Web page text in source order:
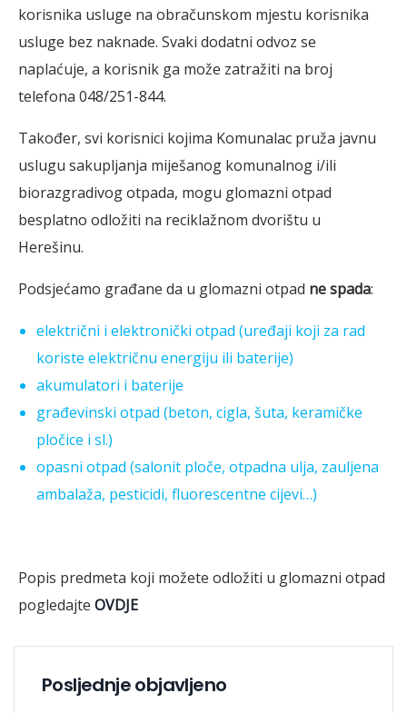
korisnika usluge na obračunskom mjestu korisnika
usluge bez naknade. Svaki dodatni odvoz se
naplaćuje, a korisnik ga može zatražiti na broj
telefona 048/251-844.
Također, svi korisnici kojima Komunalac pruža javnu
uslugu sakupljanja miješanog komunalnog i/ili
biorazgradivog otpada, mogu glomazni otpad
besplatno odložiti na reciklažnom dvorištu u
Herešinu.
Podsjećamo građane da u glomazni otpad ne spada:
električni i elektronički otpad (uređaji koji za rad
koriste električnu energiju ili baterije)
akumulatori i baterije
građevinski otpad (beton, cigla, šuta, keramičke
pločice i sl.)
opasni otpad (salonit ploče, otpadna ulja, zauljena
ambalaža, pesticidi, fluorescentne cijevi…)
Popis predmeta koji možete odložiti u glomazni otpad
pogledajte OVDJE
Posljednje objavljeno